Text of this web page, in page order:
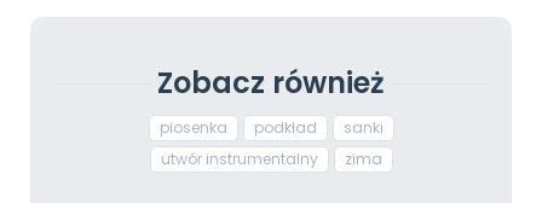
Zobacz również
piosenka podkład
sanki
utwór instrumentalny
zima